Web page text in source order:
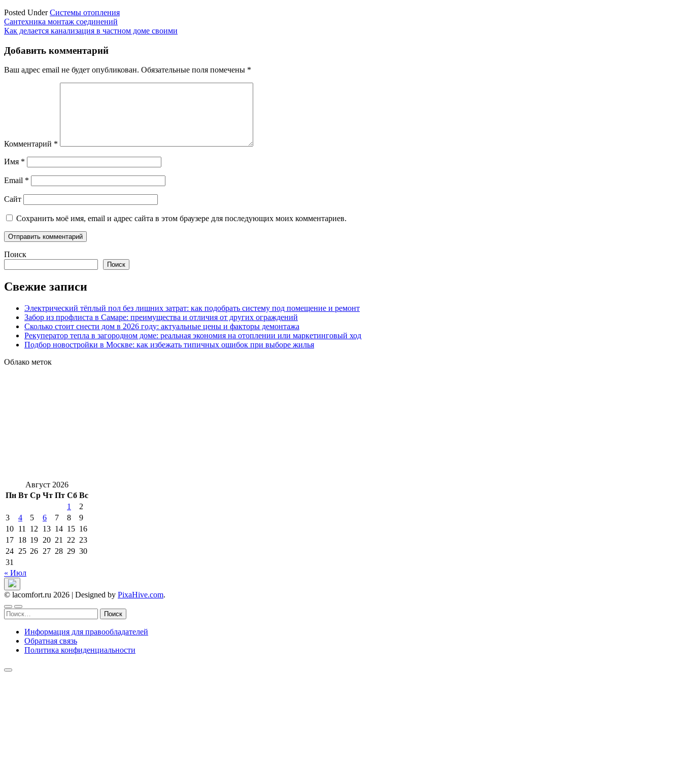
Posted UnderСистемы отопления
Навигация
по
записям
Сантехника монтаж соединений
Как делается канализация в частном доме своими
Добавить комментарий
Ваш адрес email не будет опубликован. Обязательные поля помечены *
Комментарий *
Имя *
Email *
Сайт
Сохранить моё имя, email и адрес сайта в этом браузере для последующих моих комментариев.
Поиск
Поиск
Свежие записи
Электрический тёплый пол без лишних затрат: как подобрать систему под помещение и ремонт
Забор из профлиста в Самаре: преимущества и отличия от других ограждений
Сколько стоит снести дом в 2026 году: актуальные цены и факторы демонтажа
Рекуператор тепла в загородном доме: реальная экономия на отоплении или маркетинговый ход
Подбор новостройки в Москве: как избежать типичных ошибок при выборе жилья
Облако меток
Август 2026
Пн Вт Ср Чт Пт Сб Вс
1
2
3
4 5 6 7 8
9
10 11 12 13 14 15 16
17 18 19 20 21 22 23
24 25 26 27 28 29 30
31
« Июл
© lacomfort.ru 2026 | Designed by PixaHive.com.
Найти:
Информация для правообладателей
Обратная связь
Политика конфиденциальности